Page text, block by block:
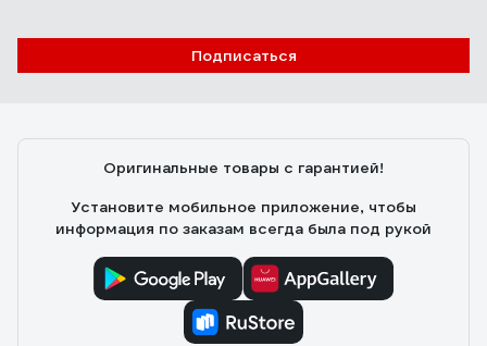
Подписаться
Оригинальные товары с гарантией!
Установите мобильное приложение, чтобы
информация по заказам всегда была под рукой